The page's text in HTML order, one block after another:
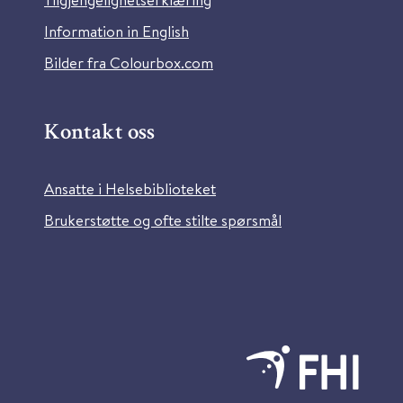
Information in English
Bilder fra Colourbox.com
Kontakt oss
Ansatte i Helsebiblioteket
Brukerstøtte og ofte stilte spørsmål